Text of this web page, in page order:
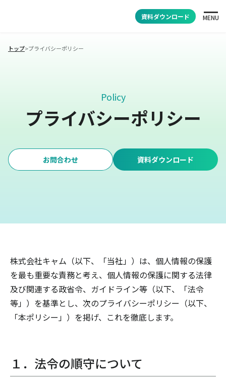
資料ダウンロード MENU
トップ>プライバシーポリシー
Policy
プライバシーポリシー
お問合わせ 資料ダウンロード
株式会社キャム（以下、「当社」）は、個人情報の保護
を最も重要な責務と考え、個人情報の保護に関する法律
及び関連する政省令、ガイドライン等（以下、「法令
等」）を基準とし、次のプライバシーポリシー（以下、
「本ポリシー」）を掲げ、これを徹底します。
１．法令の順守について